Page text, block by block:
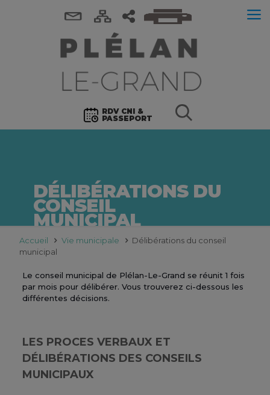
RDV CNI &
PASSEPORT
DÉLIBÉRATIONS DU
CONSEIL
MUNICIPAL
Accueil Vie municipale
Délibérations du conseil
municipal
Le conseil municipal de Plélan-Le-Grand se réunit 1 fois
par mois pour délibérer. Vous trouverez ci-dessous les
différentes décisions.
LES PROCES VERBAUX ET
DÉLIBÉRATIONS DES CONSEILS
MUNICIPAUX